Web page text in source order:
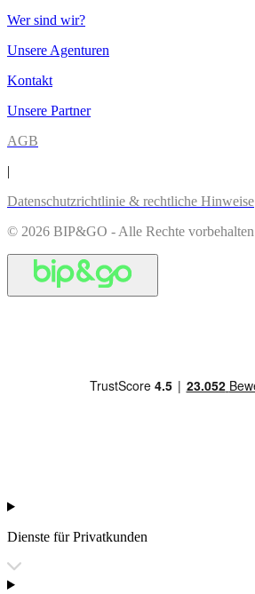
Wer sind wir?
Unsere Agenturen
Kontakt
Unsere Partner
AGB
|
Datenschutzrichtlinie & rechtliche Hinweise
© 2026 BIP&GO - Alle Rechte vorbehalten
Dienste für Privatkunden